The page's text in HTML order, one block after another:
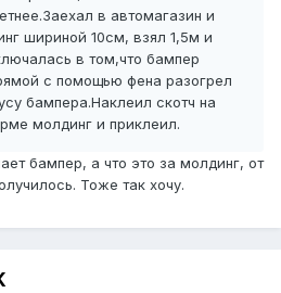
в автомагазин и
шириной 10см, взял 1,5м и
в том,что бампер
с помощью фена разогрел
бампера.Наклеил скотч на
молдинг и приклеил.
бампер, а что это за молдинг, от
Тоже так хочу.